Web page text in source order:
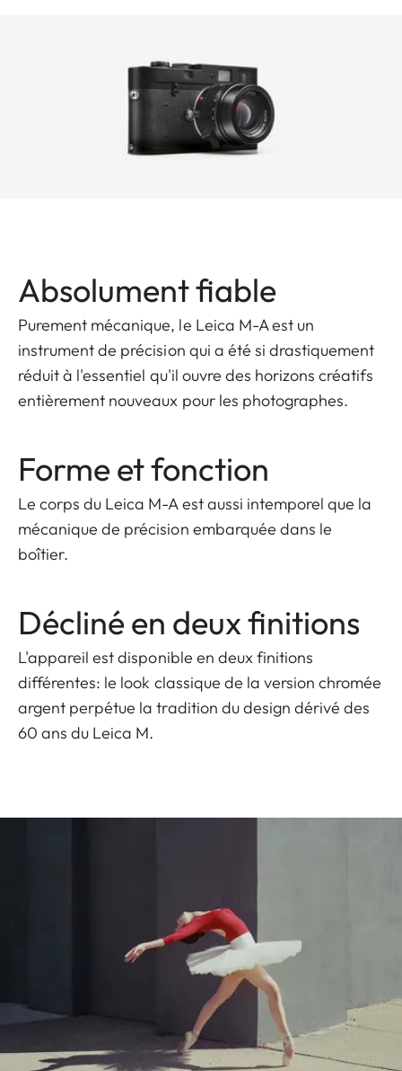
Absolument fiable
Purement mécanique, le Leica M-A est un
instrument de précision qui a été si drastiquement
réduit à l'essentiel qu'il ouvre des horizons créatifs
entièrement nouveaux pour les photographes.
Forme et fonction
Le corps du Leica M-A est aussi intemporel que la
mécanique de précision embarquée dans le
boîtier.
Décliné en deux finitions
L'appareil est disponible en deux finitions
différentes: le look classique de la version chromée
argent perpétue la tradition du design dérivé des
60 ans du Leica M.